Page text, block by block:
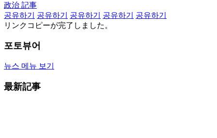
政治 記事
공유하기
공유하기 공유하기 공유하기
공유하기
リンクコピーが完了しました。
포토뷰어
뉴스 메뉴 보기
最新記事